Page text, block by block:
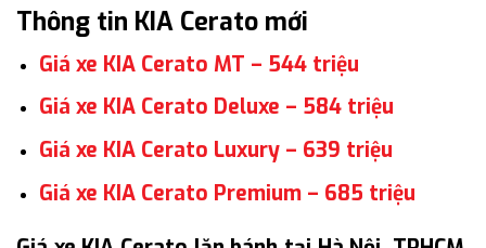
Thông tin KIA Cerato mới
Giá xe KIA Cerato MT – 544 triệu
Giá xe KIA Cerato Deluxe – 584 triệu
Giá xe KIA Cerato Luxury – 639 triệu
Giá xe KIA Cerato Premium – 685 triệu